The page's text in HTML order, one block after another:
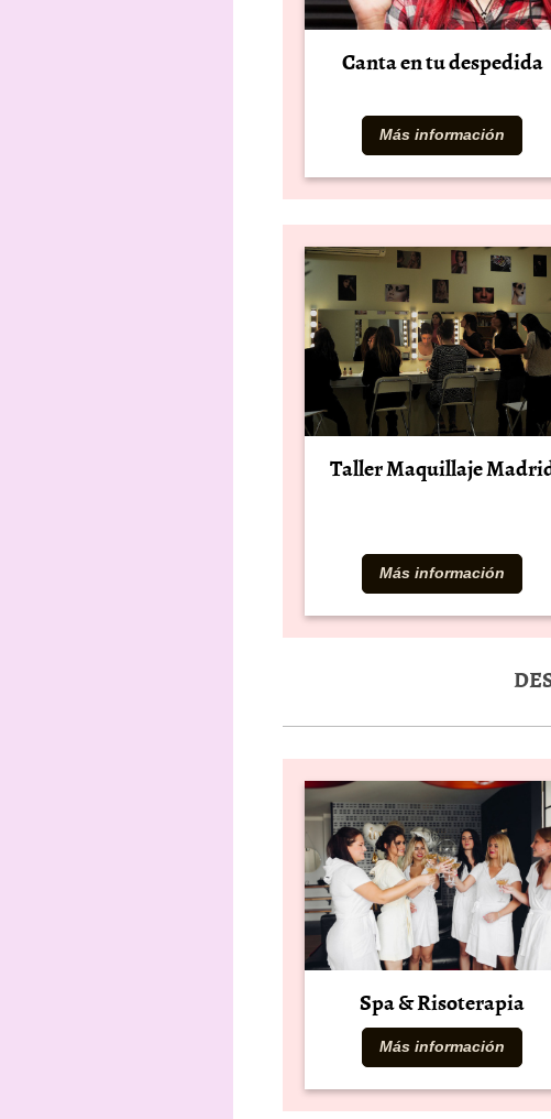
Canta en tu despedida
Más información
Taller Maquillaje
Más información
Spa & Risoterapia
Más información